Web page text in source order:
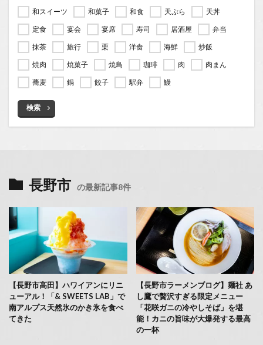
和スイーツ
和菓子 和食 天ぷら
天丼
定食
宴会 宴席 寿司 居酒屋
弁当
抹茶
旅行 栗 洋食 海鮮
炒飯
焼肉
焼菓子 焼鳥 珈琲 肉
肉まん
蕎麦
鍋 餃子 駅弁 鰻
検索
長野市 の最新記事8件
【長野市高田】ハワイアンにリニ
ューアル！「& SWEETS LAB」で
南アルプス天然氷のかき氷を食べ
てきた
【長野市ラーメンブログ】麺社 あ
し鷹で贅沢すぎる限定メニュー
「花咲ガニの冷やしそば」を堪
能！カニの旨味が大爆発する最高
の一杯